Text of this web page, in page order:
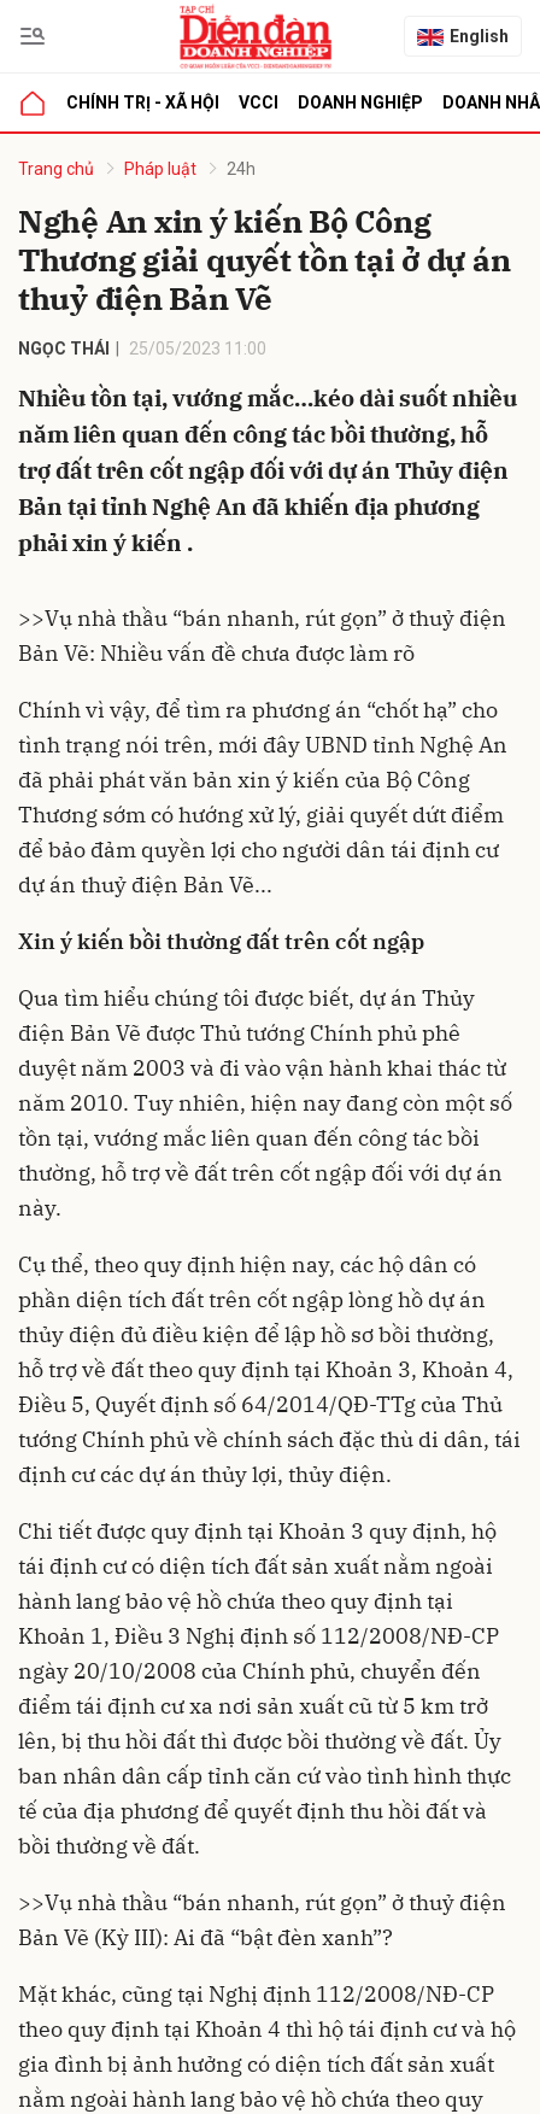
English
CHÍNH TRỊ - XÃ HỘI VCCI DOANH NGHIỆP DOANH
Trang chủ Pháp luật 24h
Nghệ An xin ý kiến Bộ Công
Thương giải quyết tồn tại ở dự án
thuỷ điện Bản Vẽ
NGỌC THÁI 25/05/2023 11:00
Nhiều tồn tại, vướng mắc…kéo dài suốt nhiều
năm liên quan đến công tác bồi thường, hỗ
trợ đất trên cốt ngập đối với dự án Thủy điện
Bản tại tỉnh Nghệ An đã khiến địa phương
phải xin ý kiến .
>>Vụ nhà thầu “bán nhanh, rút gọn” ở thuỷ điện
Bản Vẽ: Nhiều vấn đề chưa được làm rõ
Chính vì vậy, để tìm ra phương án “chốt hạ” cho
tình trạng nói trên, mới đây UBND tỉnh Nghệ An
đã phải phát văn bản xin ý kiến của Bộ Công
Thương sớm có hướng xử lý, giải quyết dứt điểm
để bảo đảm quyền lợi cho người dân tái định cư
dự án thuỷ điện Bản Vẽ...
Xin ý kiến bồi thường đất trên cốt ngập
Qua tìm hiểu chúng tôi được biết, dự án Thủy
điện Bản Vẽ được Thủ tướng Chính phủ phê
duyệt năm 2003 và đi vào vận hành khai thác từ
năm 2010. Tuy nhiên, hiện nay đang còn một số
tồn tại, vướng mắc liên quan đến công tác bồi
thường, hỗ trợ về đất trên cốt ngập đối với dự án
này.
Cụ thể, theo quy định hiện nay, các hộ dân có
phần diện tích đất trên cốt ngập lòng hồ dự án
thủy điện đủ điều kiện để lập hồ sơ bồi thường,
hỗ trợ về đất theo quy định tại Khoản 3, Khoản 4,
Điều 5, Quyết định số 64/2014/QĐ-TTg của Thủ
tướng Chính phủ về chính sách đặc thù di dân, tái
định cư các dự án thủy lợi, thủy điện.
Chi tiết được quy định tại Khoản 3 quy định, hộ
tái định cư có diện tích đất sản xuất nằm ngoài
hành lang bảo vệ hồ chứa theo quy định tại
Khoản 1, Điều 3 Nghị định số 112/2008/NĐ-CP
ngày 20/10/2008 của Chính phủ, chuyển đến
điểm tái định cư xa nơi sản xuất cũ từ 5 km trở
lên, bị thu hồi đất thì được bồi thường về đất. Ủy
ban nhân dân cấp tỉnh căn cứ vào tình hình thực
tế của địa phương để quyết định thu hồi đất và
bồi thường về đất.
>>Vụ nhà thầu “bán nhanh, rút gọn” ở thuỷ điện
Bản Vẽ (Kỳ III): Ai đã “bật đèn xanh”?
Mặt khác, cũng tại Nghị định 112/2008/NĐ-CP
theo quy định tại Khoản 4 thì hộ tái định cư và hộ
gia đình bị ảnh hưởng có diện tích đất sản xuất
nằm ngoài hành lang bảo vệ hồ chứa theo quy
luận
Hủy